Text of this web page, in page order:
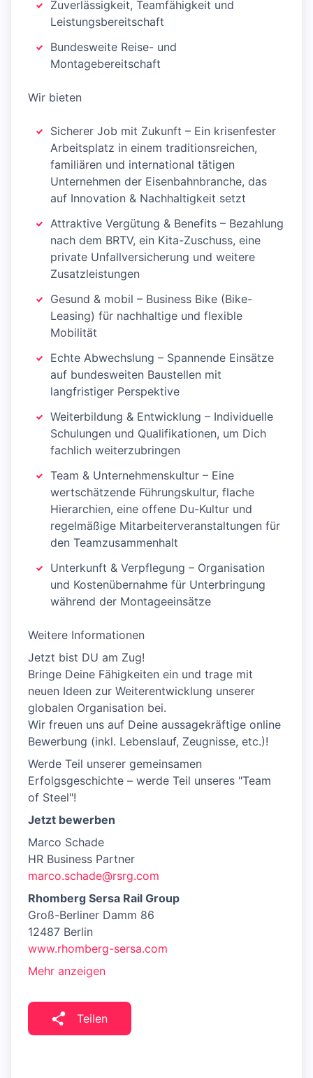
Zuverlässigkeit, Teamfähigkeit und
Leistungsbereitschaft
Bundesweite Reise- und
Montagebereitschaft
Wir bieten
Sicherer Job mit Zukunft – Ein krisenfester
Arbeitsplatz in einem traditionsreichen,
familiären und international tätigen
Unternehmen der Eisenbahnbranche, das
auf Innovation & Nachhaltigkeit setzt
Attraktive Vergütung & Benefits – Bezahlung
nach dem BRTV, ein Kita-Zuschuss, eine
private Unfallversicherung und weitere
Zusatzleistungen
Gesund & mobil – Business Bike (Bike-
Leasing) für nachhaltige und flexible
Mobilität
Echte Abwechslung – Spannende Einsätze
auf bundesweiten Baustellen mit
langfristiger Perspektive
Weiterbildung & Entwicklung – Individuelle
Schulungen und Qualifikationen, um Dich
fachlich weiterzubringen
Team & Unternehmenskultur – Eine
wertschätzende Führungskultur, flache
Hierarchien, eine offene Du-Kultur und
regelmäßige Mitarbeiterveranstaltungen für
den Teamzusammenhalt
Unterkunft & Verpflegung – Organisation
und Kostenübernahme für Unterbringung
während der Montageeinsätze
Weitere Informationen
Jetzt bist DU am Zug!
Bringe Deine Fähigkeiten ein und trage mit
neuen Ideen zur Weiterentwicklung unserer
globalen Organisation bei.
Wir freuen uns auf Deine aussagekräftige online
Bewerbung (inkl. Lebenslauf, Zeugnisse, etc.)!
Werde Teil unserer gemeinsamen
Erfolgsgeschichte – werde Teil unseres "Team
of Steel"!
Jetzt bewerben
Marco Schade
HR Business Partner
marco.schade@rsrg.com
Rhomberg Sersa Rail Group
Groß-Berliner Damm 86
12487 Berlin
www.rhomberg-sersa.com
Mehr anzeigen
Teilen